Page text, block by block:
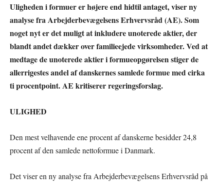
Uligheden i formuer er højere end hidtil antaget, viser ny
analyse fra Arbejderbevægelsens Erhvervsråd (AE). Som
noget nyt er det muligt at inkludere unoterede aktier, der
blandt andet dækker over familieejede virksomheder. Ved at
medtage de unoterede aktier i formueopgørelsen stiger de
allerrigestes andel af danskernes samlede formue med cirka
ti procentpoint. AE kritiserer regeringsforslag.
ULIGHED
Den mest velhavende ene procent af danskerne besidder 24,8
procent af den samlede nettoformue i Danmark.
Det viser en ny analyse fra Arbejderbevægelsens Erhvervsråd på